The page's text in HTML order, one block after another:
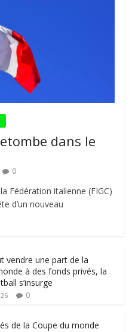
dans le
0
Fédération italienne (FIGC)
d’un nouveau
vendre une part de la
à des fonds privés, la
s’insurge
0
de la Coupe du monde